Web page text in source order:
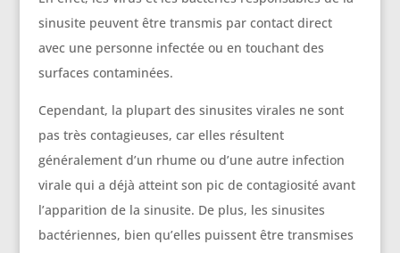
sinusite peuvent être transmis par contact direct
avec une personne infectée ou en touchant des
surfaces contaminées.
Cependant, la plupart des sinusites virales ne sont
pas très contagieuses, car elles résultent
généralement d’un rhume ou d’une autre infection
virale qui a déjà atteint son pic de contagiosité avant
l’apparition de la sinusite. De plus, les sinusites
bactériennes, bien qu’elles puissent être transmises